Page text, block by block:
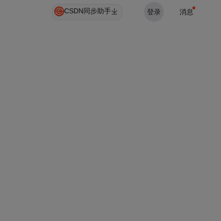
登录 消息
CSDN同步助手